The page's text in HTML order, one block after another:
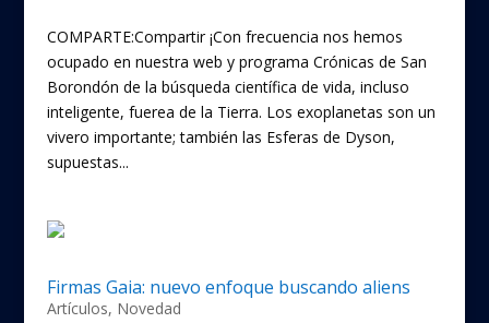
COMPARTE:Compartir ¡Con frecuencia nos hemos
ocupado en nuestra web y programa Crónicas de San
Borondón de la búsqueda científica de vida, incluso
inteligente, fuerea de la Tierra. Los exoplanetas son un
vivero importante; también las Esferas de Dyson,
supuestas...
Firmas Gaia: nuevo enfoque buscando aliens
Artículos, Novedad